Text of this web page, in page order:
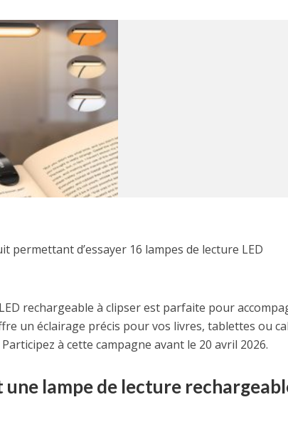
d’essayer 16 lampes de lecture LED
rechargeable à clipser est parfaite pour
un éclairage précis pour vos livres, tablettes ou
à cette campagne avant le 20 avril 2026.
lampe de lecture